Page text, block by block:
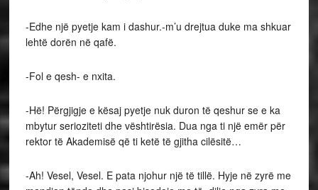
-Edhe një pyetje kam i dashur.-m’u drejtua duke ma shkuar
lehtë dorën në qafë.
-Fol e qesh- e nxita.
-Hë! Përgjigje e kësaj pyetje nuk duron të qeshur se e ka
mbytur serioziteti dhe vështirësia. Dua nga ti një emër për
rektor të Akademisë që ti ketë të gjitha cilësitë…
-Ah! Vesel, Vesel. E pata njohur një të tillë. Hyje në zyrë me